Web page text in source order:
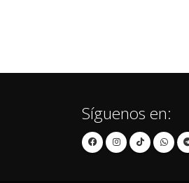
Síguenos en: